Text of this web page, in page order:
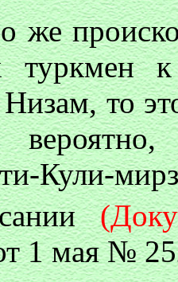
же
туркмен
то
вероятно,
Кули-
1 мая №